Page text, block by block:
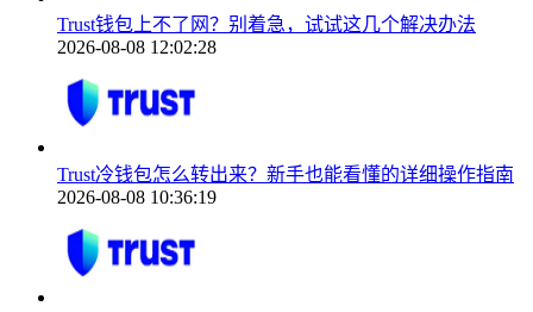
Trust钱包上不了网？别着急，试试这几个解决办法
2026-08-08 12:02:28
Trust冷钱包怎么转出来？新手也能看懂的详细操作指南
2026-08-08 10:36:19